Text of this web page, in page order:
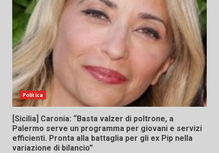
Politica
[Sicilia] Caronia: “Basta valzer di poltrone, a
Palermo serve un programma per giovani e servizi
efficienti. Pronta alla battaglia per gli ex Pip nella
variazione di bilancio”